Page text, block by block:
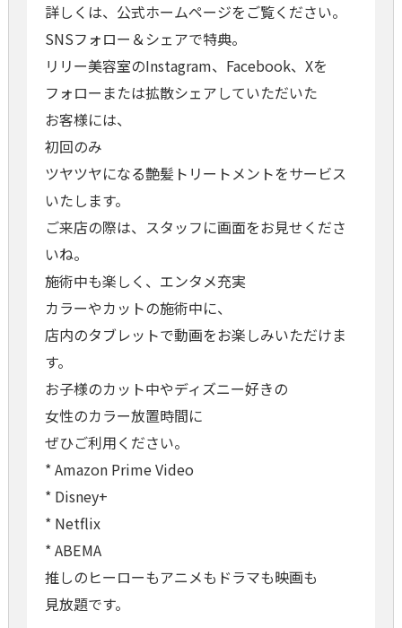
詳しくは、公式ホームページをご覧ください。
SNSフォロー＆シェアで特典。
リリー美容室のInstagram、Facebook、Xを
フォローまたは拡散シェアしていただいた
お客様には、
初回のみ
ツヤツヤになる艶髪トリートメントをサービス
いたします。
ご来店の際は、スタッフに画面をお見せくださ
いね。
施術中も楽しく、エンタメ充実
カラーやカットの施術中に、
店内のタブレットで動画をお楽しみいただけま
す。
お子様のカット中やディズニー好きの
女性のカラー放置時間に
ぜひご利用ください。
* Amazon Prime Video
* Disney+
* Netflix
* ABEMA
推しのヒーローもアニメもドラマも映画も
見放題です。